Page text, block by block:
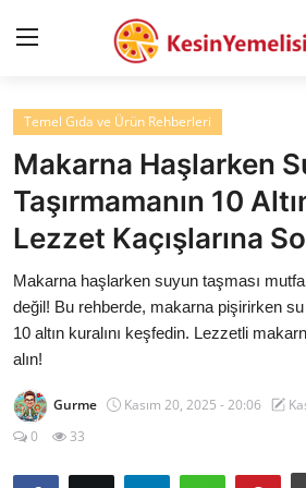
AnaSayfa
Gizlilik Sözleşmesi
Rüya Tabirleri
Diyet & Sağlıklı Beslenme
İletişim
Helal Gıda & Dini Hükümler
Gıda Güvenliği & Bilimi
Temel Gıda ve Ürün Rehberleri
Makarna Haşlarken
Taşırmamanın 10
Lezzet Kaçışlarına
Makarna haşlarken suyun taşması
değil! Bu rehberde, makarna pişirirken su
10 altın kuralını keşfedin. Lezzetli
alın!
Gurme Kasım 20, 2025 - 20:06
0
33